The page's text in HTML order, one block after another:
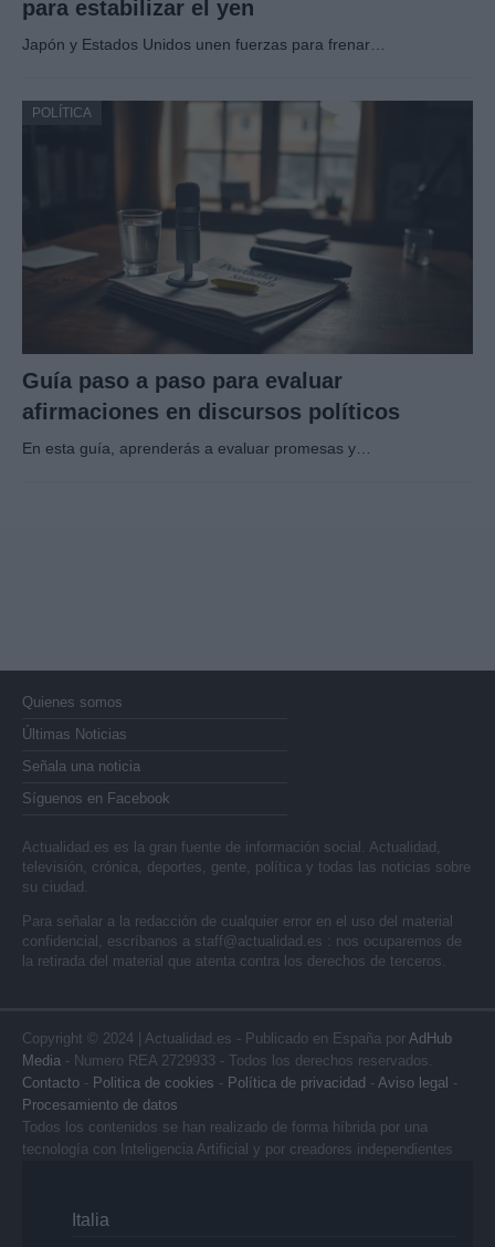
para estabilizar el yen
Japón y Estados Unidos unen fuerzas para frenar…
POLÍTICA
Guía paso a paso para evaluar
afirmaciones en discursos políticos
En esta guía, aprenderás a evaluar promesas y…
Quienes somos
Últimas Noticias
Señala una noticia
Síguenos en Facebook
Actualidad.es es la gran fuente de información social. Actualidad,
televisión, crónica, deportes, gente, política y todas las noticias sobre
su ciudad.
Para señalar a la redacción de cualquier error en el uso del material
confidencial, escríbanos a staff@actualidad.es : nos ocuparemos de
la retirada del material que atenta contra los derechos de terceros.
Copyright © 2024 | Actualidad.es - Publicado en España por AdHub
Media - Numero REA 2729933 - Todos los derechos reservados.
Contacto - Politica de cookies - Política de privacidad - Aviso legal -
Procesamiento de datos
Todos los contenidos se han realizado de forma híbrida por una
tecnología con Inteligencia Artificial y por creadores independientes
Italia